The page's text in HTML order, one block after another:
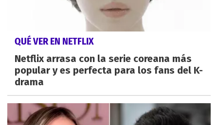
QUÉ VER EN NETFLIX
Netflix arrasa con la serie coreana más
popular y es perfecta para los fans del K-
drama